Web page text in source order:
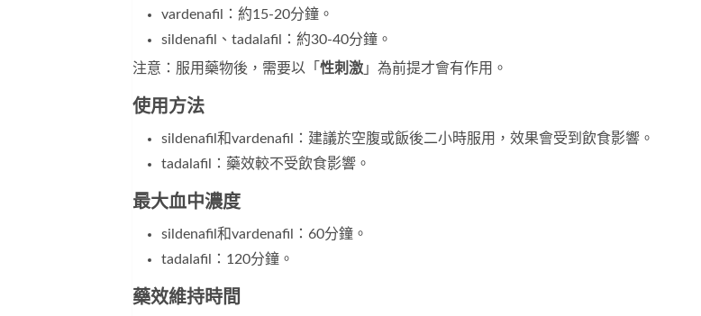
vardenafil：約15-20分鐘。
sildenafil、tadalafil：約30-40分鐘。
注意：服用藥物後，需要以「 性刺激 」為前提才會有作用。
使用方法
sildenafil和vardenafil：建議於空腹或飯後二小時服用，效果會受到飲食影響。
tadalafil：藥效較不受飲食影響。
最大血中濃度
sildenafil和vardenafil：60分鐘。
tadalafil：120分鐘。
藥效維持時間